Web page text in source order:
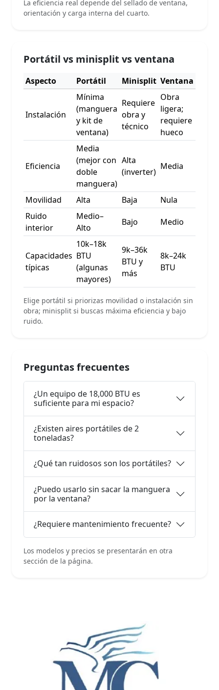
La eficiencia real depende del sellado de ventana,
orientación y carga interna del cuarto.
Portátil vs minisplit vs ventana
Aspecto Portátil Minisplit Ventana
Instalación
Mínima
(manguera
y kit de
ventana)
Requiere
obra y
técnico
Obra
ligera;
requiere
hueco
Eficiencia
Media
(mejor con
doble
manguera)
Alta
(inverter)
Media
Movilidad Alta Baja
Nula
Ruido
interior
Medio–
Alto
Bajo Medio
Capacidades
típicas
10k–18k
BTU
(algunas
mayores)
9k–36k
BTU y
más
8k–24k
BTU
Elige portátil si priorizas movilidad o instalación sin
obra; minisplit si buscas máxima eficiencia y bajo
ruido.
Preguntas frecuentes
¿Un equipo de 18,000 BTU es
suficiente para mi espacio?
¿Existen aires portátiles de 2
toneladas?
¿Qué tan ruidosos son los portátiles?
¿Puedo usarlo sin sacar la manguera
por la ventana?
¿Requiere mantenimiento frecuente?
Los modelos y precios se presentarán en otra
sección de la página.